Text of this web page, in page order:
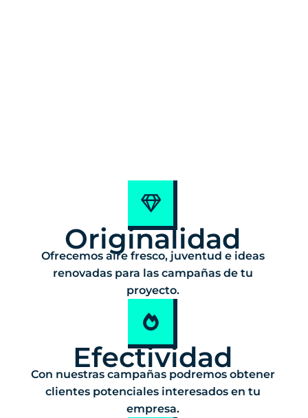
Originalidad
Ofrecemos aire fresco, juventud e ideas
renovadas para las campañas de tu
proyecto.
Efectividad
Con nuestras campañas podremos obtener
clientes potenciales interesados en tu
empresa.